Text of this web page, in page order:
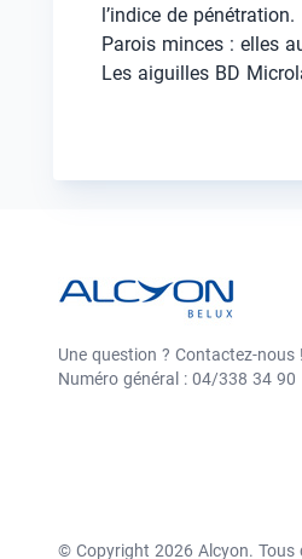
l’indice de pénétration.
Parois minces : elles
Les aiguilles BD
Une question ? Contactez-
Numéro général : 04/338 34 90
© Copyright 2026 Alcyon. Tous